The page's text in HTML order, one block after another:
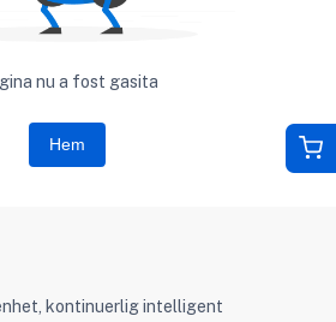
nu a fost gasita
Hem
kontinuerlig intelligent